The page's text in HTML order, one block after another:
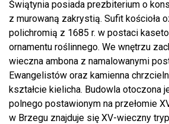
Świątynia posiada prezbiterium o
z murowaną zakrystią. Sufit kościoła
polichromią z 1685 r. w postaci
ornamentu roślinnego. We wnętrzu
wieczna ambona z namalowanymi
Ewangelistów oraz kamienna
kształcie kielicha. Budowla otoczona
polnego postawionym na przełomie
w Brzegu znajduje się XV-wieczny